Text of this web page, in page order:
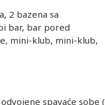
2 bazena sa
bar, bar pored
mini-klub, mini-klub,
spavaće sobe (